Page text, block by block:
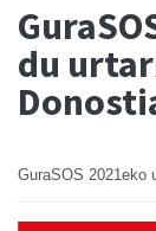
du
GuraSOS 2021eko